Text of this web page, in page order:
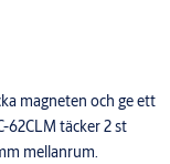
magneten och ge ett
täcker 2 st
mellanrum.